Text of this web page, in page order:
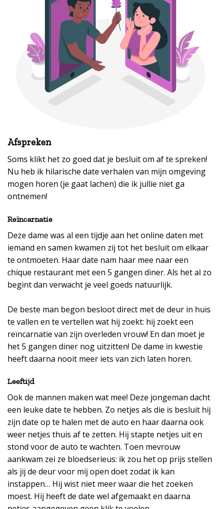
Afspreken
Soms klikt het zo goed dat je besluit om af te spreken!
Nu heb ik hilarische date verhalen van mijn omgeving
mogen horen (je gaat lachen) die ik jullie niet ga
ontnemen!
Reïncarnatie
Deze dame was al een tijdje aan het online daten met
iemand en samen kwamen zij tot het besluit om elkaar
te ontmoeten. Haar date nam haar mee naar een
chique restaurant met een 5 gangen diner. Als het al zo
begint dan verwacht je veel goeds natuurlijk.
De beste man begon besloot direct met de deur in huis
te vallen en te vertellen wat hij zoekt: hij zoekt een
reïncarnatie van zijn overleden vrouw! En dan moet je
het 5 gangen diner nog uitzitten! De dame in kwestie
heeft daarna nooit meer iets van zich laten horen.
Leeftijd
Ook de mannen maken wat mee! Deze jongeman dacht
een leuke date te hebben. Zo netjes als die is besluit hij
zijn date op te halen met de auto en haar daarna ook
weer netjes thuis af te zetten. Hij stapte netjes uit en
stond voor de auto te wachten. Toen mevrouw
aankwam zei ze bloedserieus: ik zou het op prijs stellen
als jij de deur voor mij open doet zodat ik kan
instappen… Hij wist niet meer waar die het zoeken
moest. Hij heeft de date wel afgemaakt en daarna